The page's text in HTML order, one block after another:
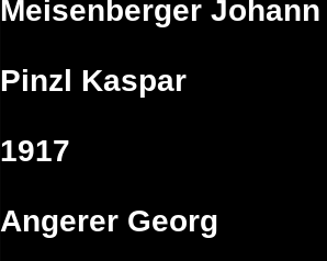
Meisenberger Johann
Pinzl Kaspar
1917
Angerer Georg